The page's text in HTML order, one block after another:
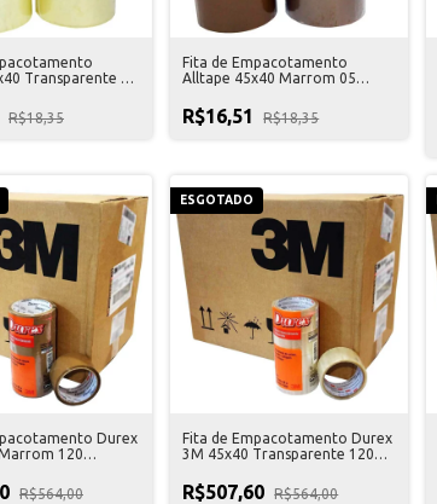
Transparente 05
R$18,35
Fita de Empacotamento
Alltape 45x40 Marrom 05
R$16,51 R$18,35
Durex
120
R$564,00
ESGOTADO
Fita de Empacotamento Durex
3M 45x40 Transparente 120
R$507,60 R$564,00